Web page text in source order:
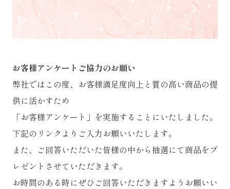
お客様アンケートご協力のお願い
弊社ではこの度、お客様満足度向上と質の高い商品の提
供に活かすため
「お客様アンケート」を実施することにいたしました。
下記のリンクよりご入力お願いいたします。
また、ご回答いただいた皆様の中から抽選にて商品をプ
レゼントさせていただきます。
お時間のある時にぜひご回答いただきますようお願いい